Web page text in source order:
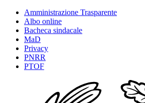
Amministrazione Trasparente
Albo online
Bacheca sindacale
MaD
Privacy
PNRR
PTOF